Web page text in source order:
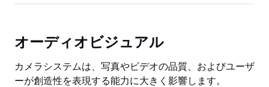
オーディオビジュアル
カメラシステムは、写真やビデオの品質、およびユーザ
ーが創造性を表現する能力に大きく影響します。